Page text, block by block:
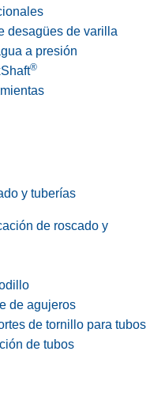
desagües de varilla
a presión
®
y tuberías
de roscado y
de agujeros
de tornillo para tubos
de tubos